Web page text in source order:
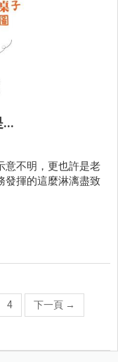
...
意不明，更也許是老
發揮的這麼淋漓盡致
4 下一頁 →